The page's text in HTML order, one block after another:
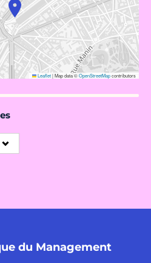
Leaflet|Map data ©OpenStreetMapcontributors
du Management